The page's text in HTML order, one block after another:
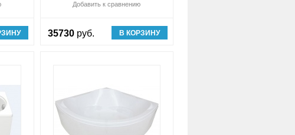
Обновляю список
Добавить к сравнению
35730 руб. В КОРЗИНУ